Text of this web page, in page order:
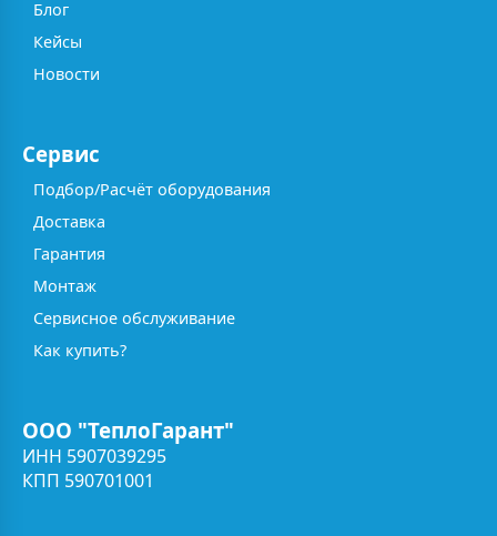
Блог
Кейсы
Новости
Сервис
Подбор/Расчёт оборудования
Доставка
Гарантия
Монтаж
Сервисное обслуживание
Как купить?
ООО "ТеплоГарант"
ИНН 5907039295
КПП 590701001